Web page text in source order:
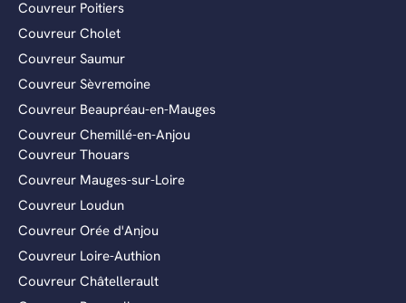
Couvreur Poitiers
Couvreur Cholet
Couvreur Saumur
Couvreur Sèvremoine
Couvreur Beaupréau-en-Mauges
Couvreur Chemillé-en-Anjou
Couvreur Thouars
Couvreur Mauges-sur-Loire
Couvreur Loudun
Couvreur Orée d'Anjou
Couvreur Loire-Authion
Couvreur Châtellerault